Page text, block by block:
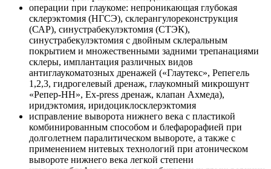
операции при глаукоме: непроникающая глубокая
склерэктомия (НГСЭ), склерангулореконструкция
(САР), синустрабекулэктомия (СТЭК),
синустрабекулэктомия с двойным склеральным
покрытием и множественными задними трепанациями
склеры, имплантация различных видов
антиглаукоматозных дренажей («Глаутекс», Репегель
1,2,3, гидрогелевый дренаж, глаукомный микрошунт
«Репер-НН», Ex-press дренаж, клапан Ахмеда),
иридэктомия, иридоциклосклерэктомия
исправление выворота нижнего века с пластикой
комбинированным способом и блефарорафией при
долголетнем паралитическом вывороте, а также с
применением нитевых технологий при атоническом
вывороте нижнего века легкой степени